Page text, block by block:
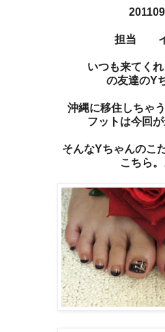
担当 イ
いつも来てく
の友達のY
沖縄に移住しちゃ
フットは今回が
そんなYちゃんのこ
こちら。